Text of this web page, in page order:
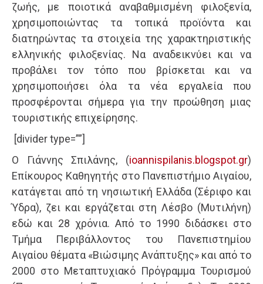
ζωής, με ποιοτικά αναβαθμισμένη φιλοξενία,
χρησιμοποιώντας τα τοπικά προϊόντα και
διατηρώντας τα στοιχεία της χαρακτηριστικής
ελληνικής φιλοξενίας. Να αναδεικνύει και να
προβάλει τον τόπο που βρίσκεται και να
χρησιμοποιήσει όλα τα νέα εργαλεία που
προσφέρονται σήμερα για την προώθηση μιας
τουριστικής επιχείρησης.
[divider type=””]
Ο Γιάννης Σπιλάνης, (ioannispilanis.blogspot.gr)
Επίκουρος Καθηγητής στο Πανεπιστήμιο Αιγαίου,
κατάγεται από τη νησιωτική Ελλάδα (Σέριφο και
Ύδρα), ζει και εργάζεται στη Λέσβο (Μυτιλήνη)
εδώ και 28 χρόνια. Από το 1990 διδάσκει στο
Τμήμα Περιβάλλοντος του Πανεπιστημίου
Αιγαίου θέματα «Βιώσιμης Ανάπτυξης» και από το
2000 στο Μεταπτυχιακό Πρόγραμμα Τουρισμού